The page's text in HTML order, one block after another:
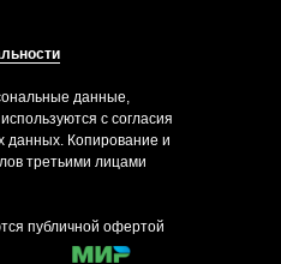
данные,
с согласия
данных. Копирование и
третьими лицами
публичной офертой